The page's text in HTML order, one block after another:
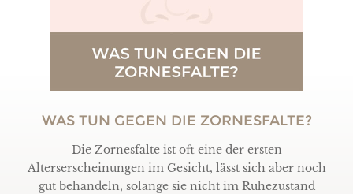
WAS TUN GEGEN DIE ZORNESFALTE?
Die Zornesfalte ist oft eine der ersten
Alterserscheinungen im Gesicht, lässt sich aber noch
gut behandeln, solange sie nicht im Ruhezustand